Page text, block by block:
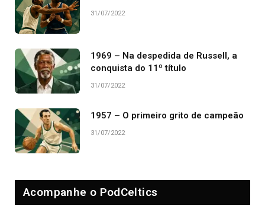
31/07/2022
1969 – Na despedida de Russell, a
conquista do 11º título
31/07/2022
1957 – O primeiro grito de campeão
31/07/2022
Acompanhe o PodCeltics